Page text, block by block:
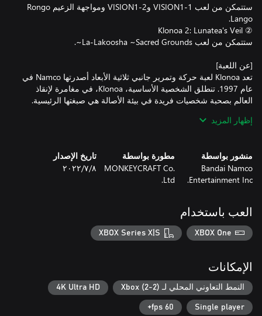
ستتمكن من لعب VISION1-1 وVISION1-2 ومواجهة الزعيم Rongo
تعد Klonoa لعبة حركة وتمرير جانبي ثلاثية الأبعاد أصدرتها Namco في
عام 1997. تنطلق الشخصية الأساسية، Klonoa، في مغامرة لإنقاذ
احتفالاً بالذكرى السنوية الخامسة والعشرين لأول لعبة في السلسلة،
لقد تحسنت الرسومات، ولكن الشخصيات وأسلوب اللعب ظلا كما هما.
سيتوفر إعداد صعوبة لتسهيل اللعب على الوافدين الجدد. عش أجواء
إظهار المزيد
منشور بواسطة
Bandai Namco
Entertainment Inc.
مطورة بواسطة
MONKEYCRAFT Co.
Ltd.
تاريخ الإصدار
٨‏/٧‏/٢٠٢٢
العب باستخدام
XBOX One
XBOX Series X|S
الإمكانات
النمط التعاوني المحلي لـ Xbox (2-2) 4K Ultra HD
Single player
60 fps+